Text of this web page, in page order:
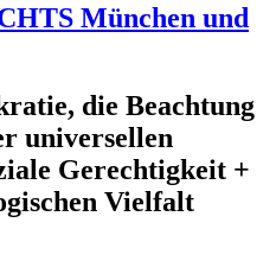
München und
die Beachtung
universellen
Gerechtigkeit +
Vielfalt